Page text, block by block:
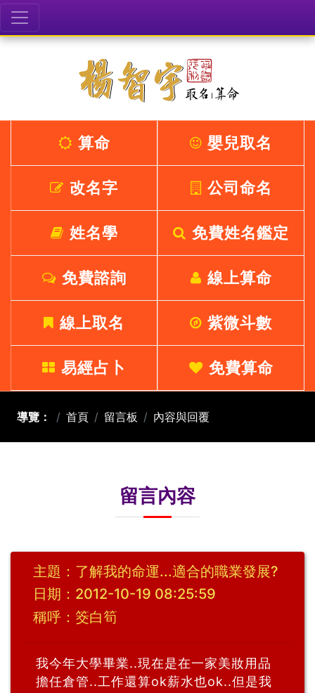
算命 嬰兒取名
改名字 公司命名
姓名學 免費姓名鑑定
免費諮詢 線上算命
線上取名 紫微斗數
易經占卜 免費算命
導覽： 首頁 留言板 內容與回覆
留言內容
主題：了解我的命運...適合的職業發展?
日期：2012-10-19 08:25:59
稱呼：筊白筍
我今年大學畢業..現在是在一家美妝用品
擔任倉管..工作還算ok薪水也ok..但是我